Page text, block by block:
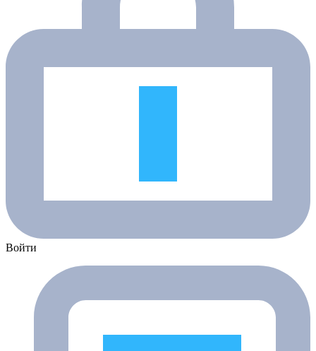
Войти